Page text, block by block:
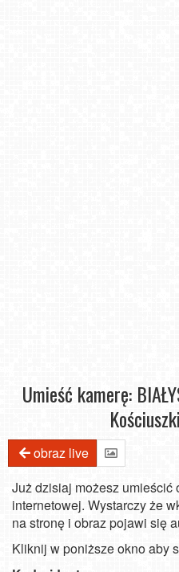
Umieść kamerę:
obraz live
Już dzisiaj możesz umieścić
internetowej. Wystarczy że
na stronę i obraz pojawi się
Kliknij w poniższe okno aby